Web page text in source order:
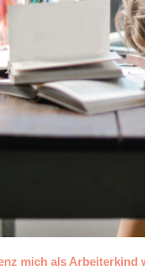
mich als Arbeiterkind